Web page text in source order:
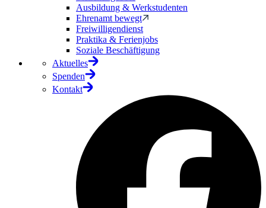
Ausbildung & Werkstudenten
Ehrenamt bewegt
Freiwilligendienst
Praktika & Ferienjobs
Soziale Beschäftigung
Aktuelles
Spenden
Kontakt